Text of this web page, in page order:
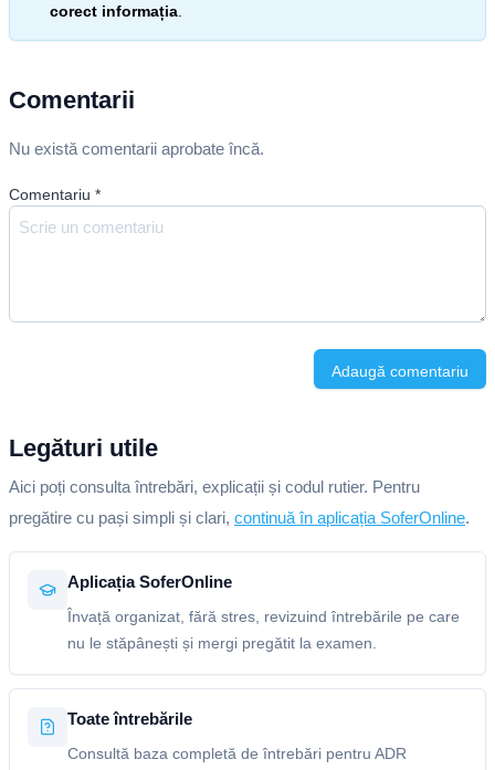
corect informația
Comentarii
Nu există comentarii aprobate încă.
Comentariu *
Adaugă comentariu
Legături utile
Aici poți consulta întrebări, explicații și codul rutier. Pentru
pregătire cu pași simpli și clari, continuă în aplicația SoferOnline.
Aplicația SoferOnline
Învață organizat, fără stres, revizuind întrebările pe care
nu le stăpânești și mergi pregătit la examen.
Toate întrebările
Consultă baza completă de întrebări pentru ADR